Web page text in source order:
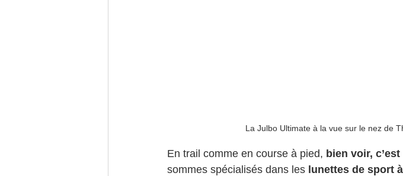
La Julbo Ultimate à la vue sur le nez de
En trail comme en course à pied, bien voir,
sommes spécialisés dans les lunettes de sport